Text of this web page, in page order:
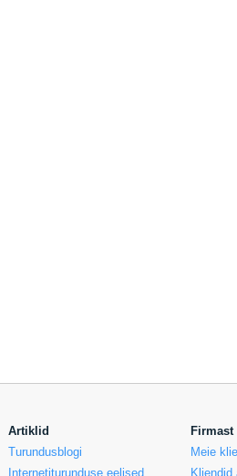
Artiklid
Turundusblogi
Internetiturunduse eelised
Firmast
Meie
Kliendid